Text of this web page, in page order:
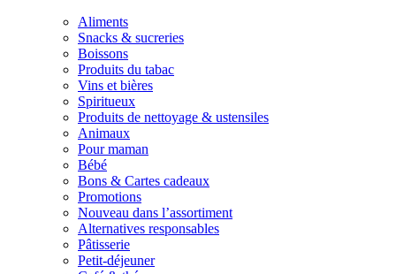
Aliments
Snacks & sucreries
Boissons
Produits du tabac
Vins et bières
Spiritueux
Produits de nettoyage & ustensiles
Animaux
Pour maman
Bébé
Bons & Cartes cadeaux
Promotions
Nouveau dans l’assortiment
Alternatives responsables
Pâtisserie
Petit-déjeuner